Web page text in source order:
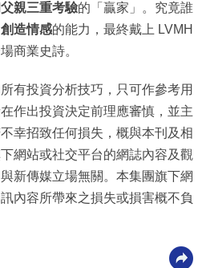
親三重考驗的「贏家」。究竟誰
創造情感的能力，最終戴上 LVMH
商業史詩。
有投資分析技巧，只可作參考用
作出投資決定前理應審慎，並主
幸招致任何損失，概與本刊及相
網站或社交平台的網誌內容及觀
新傳媒立場無關。本集團旗下網
內容所帶來之損失或損害概不負